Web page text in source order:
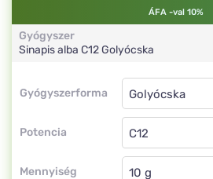
ÁFA -val 10%
Gyógyszer
Sinapis alba C12Golyócska
Gyógyszerforma
Gyógyszerforma
Potencia
Golyócska
C12
Mennyiség
Golyócska